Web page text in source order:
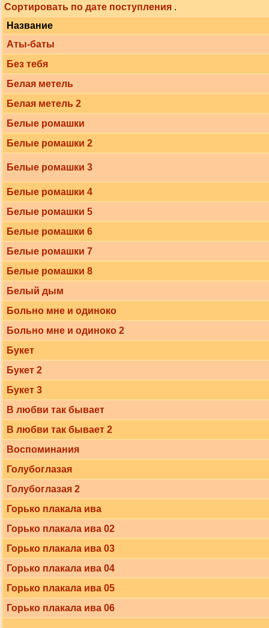
Сортировать по дате поступления .
Название
Аты-баты
Без тебя
Белая метель
Белая метель 2
Белые ромашки
Белые ромашки 2
Белые ромашки 3
Белые ромашки 4
Белые ромашки 5
Белые ромашки 6
Белые ромашки 7
Белые ромашки 8
Белый дым
Больно мне и одиноко
Больно мне и одиноко 2
Букет
Букет 2
Букет 3
В любви так бывает
В любви так бывает 2
Воспоминания
Голубоглазая
Голубоглазая 2
Горько плакала ива
Горько плакала ива 02
Горько плакала ива 03
Горько плакала ива 04
Горько плакала ива 05
Горько плакала ива 06